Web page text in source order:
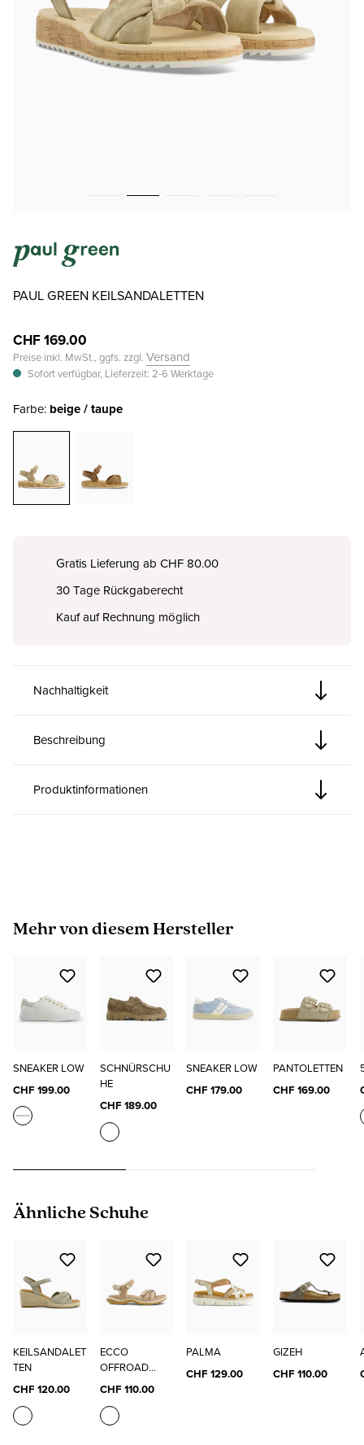
PAUL GREEN KEILSANDALETTEN
CHF 169.00
Preise inkl. MwSt., ggfs. zzgl. Versand
Sofort verfügbar, Lieferzeit: 2-6 Werktage
Farbe: beige / taupe
Gratis Lieferung ab CHF 80.00
30 Tage Rückgaberecht
Kauf auf Rechnung möglich
Nachhaltigkeit
Beschreibung
Produktinformationen
Produktgalerie überspringen
Mehr von diesem Hersteller
SNEAKER LOW
CHF 199.00
SCHNÜRSCHU
HE
CHF 189.00
SNEAKER LOW
CHF 179.00
PANTOLETTEN
CHF 169.00
Produktgalerie überspringen
Ähnliche Schuhe
KEILSANDALET
TEN
CHF 120.00
ECCO
OFFROAD
ROAM W
CHF 110.00
PALMA
CHF 129.00
GIZEH
CHF 110.00